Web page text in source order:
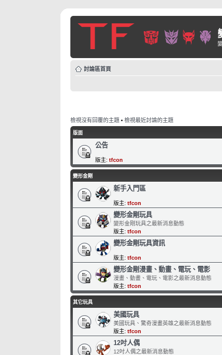
討論區首頁
檢視沒有回覆的主題 • 檢視最近討論的主題
版面
公告
版主: tfcon
變形金剛
新手入門區
版主: tfcon
變形金剛玩具
變形金剛玩具之最新消息動態
版主: tfcon
變形金剛玩具資訊
版主: tfcon
變形金剛漫畫、動畫、電玩、電影
漫畫、動畫、電玩、電影之最新消息動態
版主: tfcon
其它玩具
美國玩具
美國玩具、驚奇漫畫英雄之最新消息動態
版主: tfcon
12吋人偶
12吋人偶之最新消息動態